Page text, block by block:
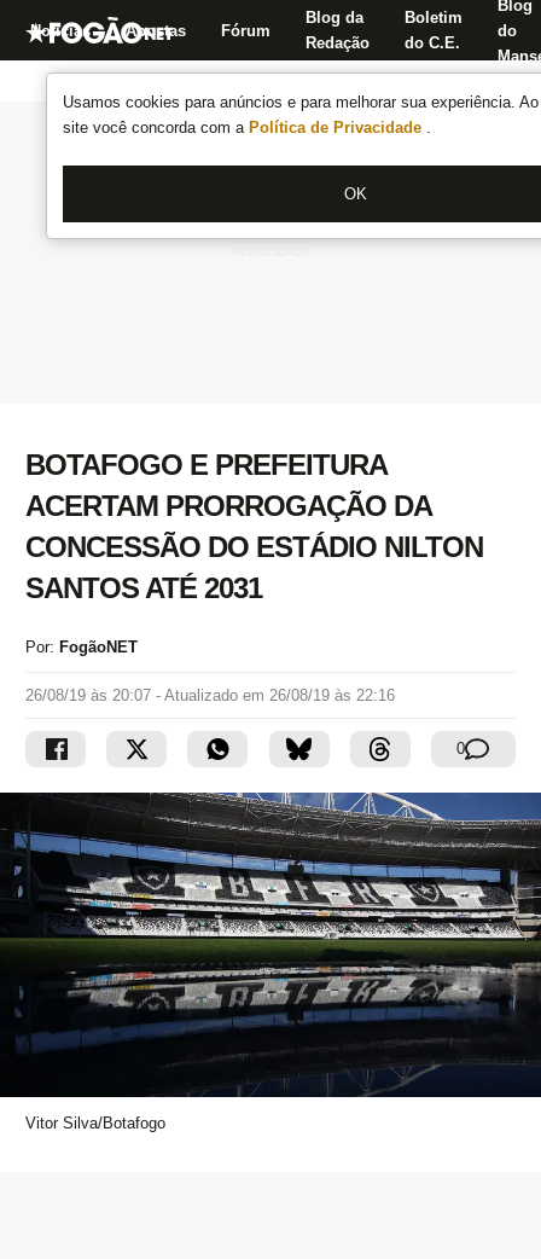
Usamos cookies para anúncios e para melhorar sua experiência.
site você concorda com a Política de Privacidade .
OK
Notícias Apostas Fórum
Blog da
Redação
Boletim
do C.E.
Blog
do
BOTAFOGO E PREFEITURA
ACERTAM PRORROGAÇÃO DA
CONCESSÃO DO ESTÁDIO NILTON
SANTOS ATÉ 2031
Por: FogãoNET
26/08/19 às 20:07 - Atualizado em 26/08/19 às 22:16
0
Vitor Silva/Botafogo